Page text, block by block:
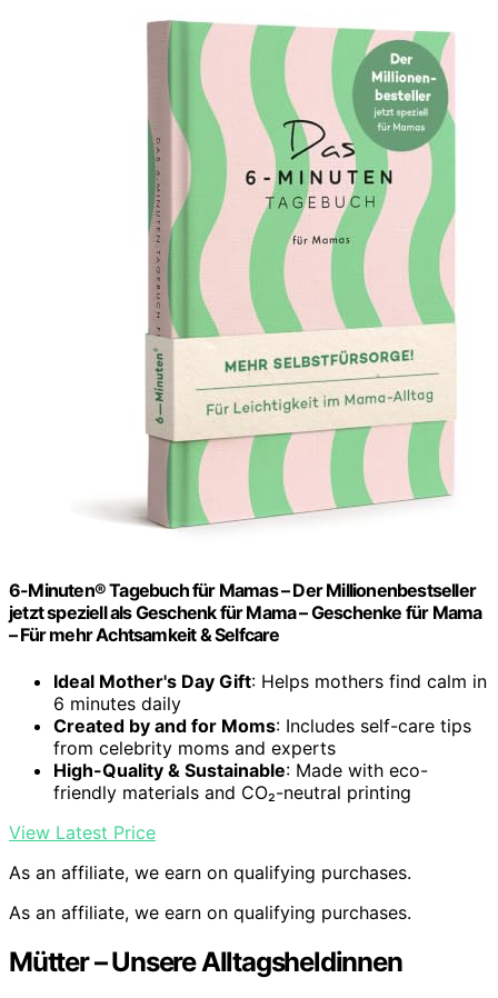
6-Minuten® Tagebuch für Mamas – Der Millionenbestseller
jetzt speziell als Geschenk für Mama – Geschenke für Mama
– Für mehr Achtsamkeit & Selfcare
Ideal Mother's Day Gift: Helps mothers find calm in
6 minutes daily
Created by and for Moms: Includes self-care tips
from celebrity moms and experts
High-Quality & Sustainable: Made with eco-
friendly materials and CO₂-neutral printing
View Latest Price
As an affiliate, we earn on qualifying purchases.
As an affiliate, we earn on qualifying purchases.
Mütter – Unsere Alltagsheldinnen